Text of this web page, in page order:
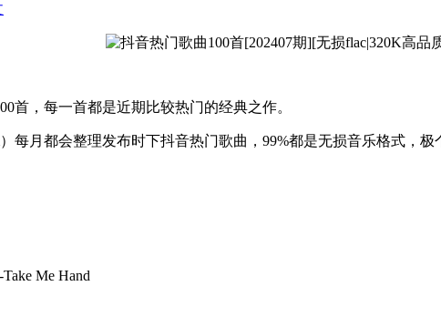
首，每一首都是近期比较热门的经典之作。
每月都会整理发布时下抖音热门歌曲，99%都是无损音乐格式，
Me Hand